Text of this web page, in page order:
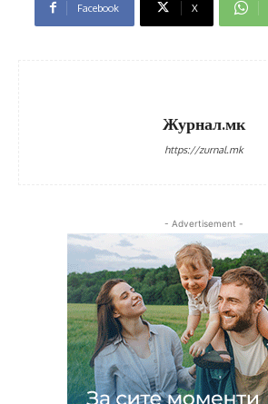
Facebook X
Журнал.мк
https://zurnal.mk
- Advertisement -